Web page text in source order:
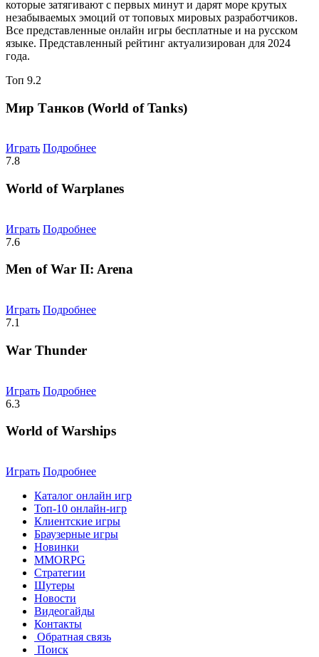
которые затягивают с первых минут и дарят море крутых
незабываемых эмоций от топовых мировых разработчиков.
Все представленные онлайн игры бесплатные и на русском
языке. Представленный рейтинг актуализирован для 2024
года.
Топ 9.2
Мир Танков (World of Tanks)
Играть Подробнее
7.8
World of Warplanes
Играть Подробнее
7.6
Men of War II: Arena
Играть Подробнее
7.1
War Thunder
Играть Подробнее
6.3
World of Warships
Играть Подробнее
Каталог онлайн игр
Топ-10 онлайн-игр
Клиентские игры
Браузерные игры
Новинки
MMORPG
Стратегии
Шутеры
Новости
Видеогайды
Контакты
Обратная связь
Поиск